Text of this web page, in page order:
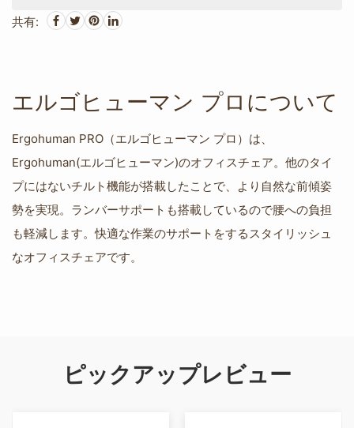
共有:
エルゴヒューマン プロについて
Ergohuman PRO（エルゴヒューマン プロ）は、
Ergohuman(エルゴヒューマン)のオフィスチェア。他のタイ
プにはないチルト機能が搭載したことで、より自然な前傾姿
勢を実現。ランバーサポートも搭載しているので腰への負担
も軽減します。快適な作業のサポートをするスタイリッシュ
なオフィスチェアです。
ピックアップレビュー